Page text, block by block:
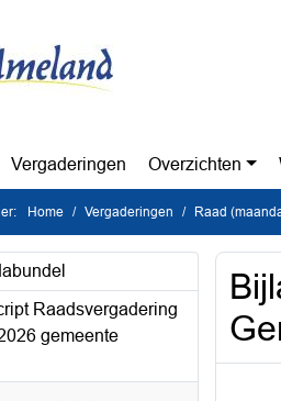
Vergaderingen Overzichten
Home Vergaderingen Raad
Raadsvergadering
gemeente